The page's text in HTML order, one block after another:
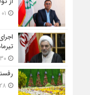
تیرماه
30 خرداد 1405 - 16:20